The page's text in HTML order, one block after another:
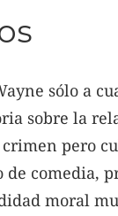
sólo a
sobre la
pero
comedia,
moral